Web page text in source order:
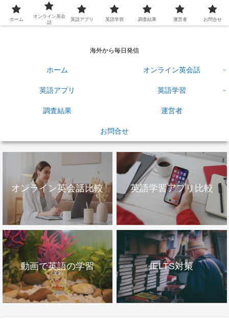
英語学習ひろば
海外から毎日発信
ホーム オンライン英会話
英語アプリ 英語学習
調査結果 運営者
お問合せ
オンライン英会話比較 英語学習アプリ比較
動画で英語の学習 IELTS対策
ホーム
オンライン英会
話
英語アプリ 英語学習 調査結果 運営者 お問合せ